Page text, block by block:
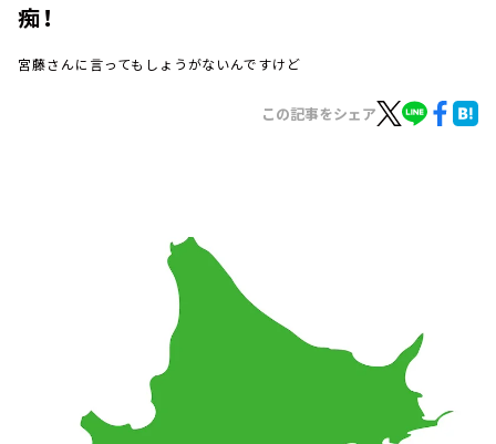
イベント・グッズ
痴！
宮藤さんに言ってもしょうがないんですけど
この記事をシェア